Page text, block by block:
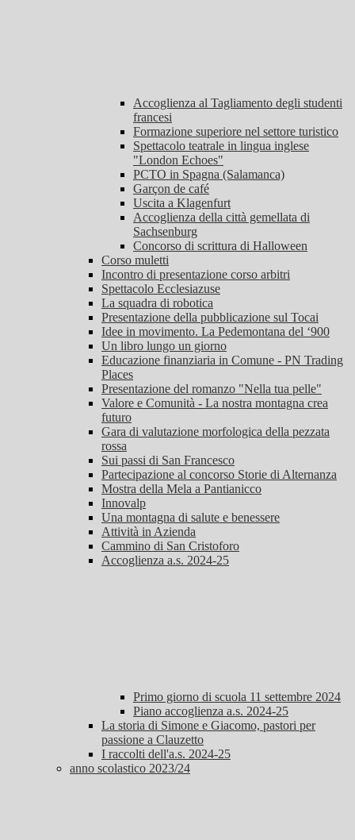
Accoglienza al Tagliamento degli studenti
francesi
Formazione superiore nel settore turistico
Spettacolo teatrale in lingua inglese
"London Echoes"
PCTO in Spagna (Salamanca)
Garçon de café
Uscita a Klagenfurt
Accoglienza della città gemellata di
Sachsenburg
Concorso di scrittura di Halloween
Corso muletti
Incontro di presentazione corso arbitri
Spettacolo Ecclesiazuse
La squadra di robotica
Presentazione della pubblicazione sul Tocai
Idee in movimento. La Pedemontana del ‘900
Un libro lungo un giorno
Educazione finanziaria in Comune - PN Trading
Places
Presentazione del romanzo "Nella tua pelle"
Valore e Comunità - La nostra montagna crea
futuro
Gara di valutazione morfologica della pezzata
rossa
Sui passi di San Francesco
Partecipazione al concorso Storie di Alternanza
Mostra della Mela a Pantianicco
Innovalp
Una montagna di salute e benessere
Attività in Azienda
Cammino di San Cristoforo
Accoglienza a.s. 2024-25
Primo giorno di scuola 11 settembre 2024
Piano accoglienza a.s. 2024-25
La storia di Simone e Giacomo, pastori per
passione a Clauzetto
I raccolti dell'a.s. 2024-25
anno scolastico 2023/24